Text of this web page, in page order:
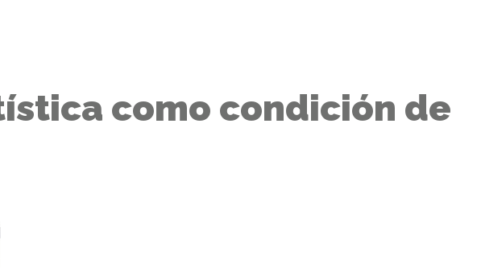
como condición de